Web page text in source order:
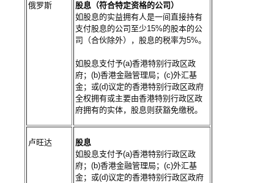
俄罗斯
股息（符合特定资格的公司）
如股息的实益拥有人是一间直接持有
支付股息的公司至少15%的股本的公
司（合伙除外），股息的税率为5%。
如股息支付予(a)香港特别行政区政
府；(b)香港金融管理局；(c)外汇基
金；或(d)议定的香港特别行政区政府
全权拥有或主要由香港特别行政区政
府拥有的实体，股息则获豁免缴税。
卢旺达
股息
如股息支付予(a)香港特别行政区政
府；(b)香港金融管理局；(c)外汇基
金；或(d)议定的香港特别行政区政府